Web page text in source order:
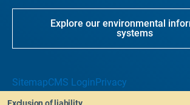
Explore our environmental
systems
SitemapCMS LoginPrivacy
Exclusion of liability